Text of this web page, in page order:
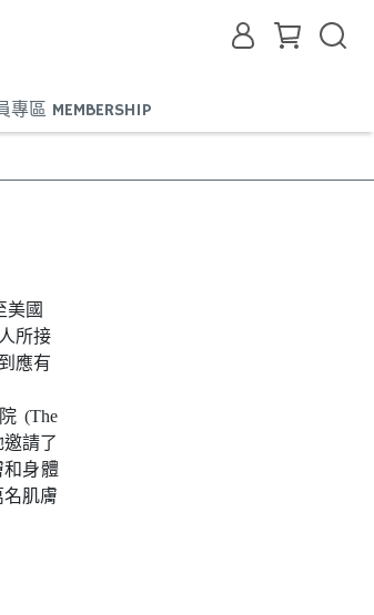
專區 MEMBERSHIP
美國
所接
應有
(The
請了
和身體
肌膚